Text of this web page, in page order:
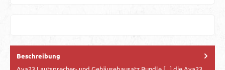
Beschreibung